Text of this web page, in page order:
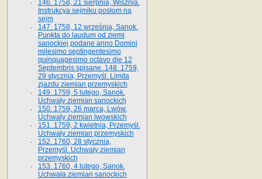
146. 1758, 21 sierpnia, Wisznia.
Instrukcya sejmiku posłom na
sejm
147. 1758, 12 września, Sanok.
Punkta do laudum od ziemi
sanockiej podane anno Domini
milesimo septingentesimo
quinquagesimo octavo die 12
Septembris spisane. 148. 1759,
29 stycznia, Przemyśl. Limita
zjazdu ziemian przemyskich
149. 1759, 5 lutego, Sanok.
Uchwały ziemian sanockich
150. 1759, 26 marca, Lwów.
Uchwały ziemian lwowskich
151. 1759, 2 kwietnia, Przemyśl.
Uchwały ziemian przemyskich
152. 1760, 28 stycznia,
Przemyśl. Uchwały ziemian
przemyskich
153. 1760, 4 lutego, Sanok.
Uchwała ziemian sanockich